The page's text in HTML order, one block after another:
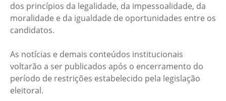
dos princípios da legalidade, da impessoalidade, da
moralidade e da igualdade de oportunidades entre os
candidatos.
As notícias e demais conteúdos institucionais
voltarão a ser publicados após o encerramento do
período de restrições estabelecido pela legislação
eleitoral.